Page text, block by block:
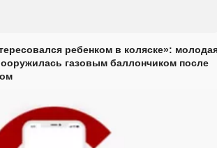
ребенком в коляске»:
газовым баллончиком после